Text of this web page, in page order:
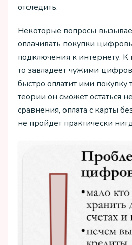
отследить.
Некоторые вопросы
оплачивать покупки
подключения к интернету. К
то завладеет чужими
быстро оплатит ими покупку
теории он сможет остаться
сравнения, оплата с карты
не пройдет практически